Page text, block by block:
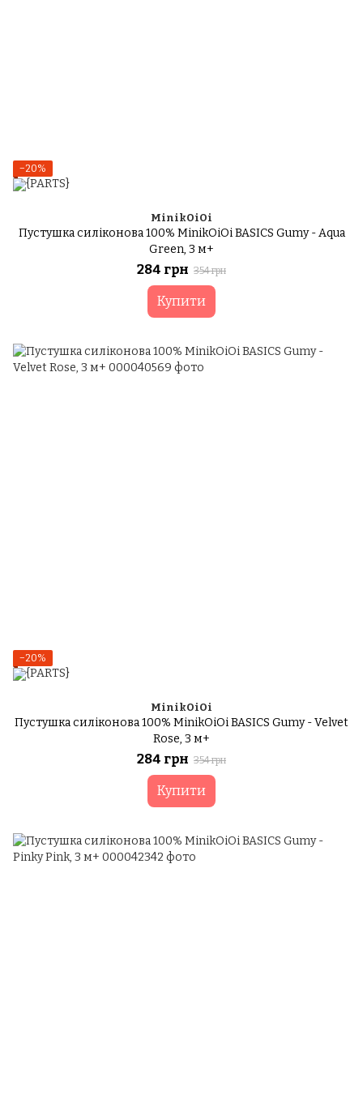
−20%
MinikOiOi
Пустушка силіконова 100% MinikOiOi BASICS Gumy - Aqua
Green, 3 м+
284 грн 354 грн
Купити
−20%
MinikOiOi
Пустушка силіконова 100% MinikOiOi BASICS Gumy - Velvet
Rose, 3 м+
284 грн 354 грн
Купити